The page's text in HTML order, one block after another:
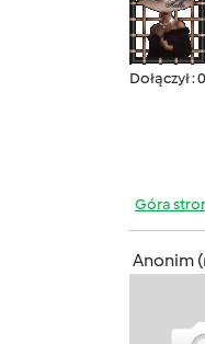
Dołączył :
Góra
Anonim